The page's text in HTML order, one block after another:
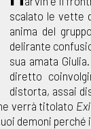
scalato le vette
anima del
delirante
sua amata
diretto
distorta, assai
verrà titolato
demoni perché